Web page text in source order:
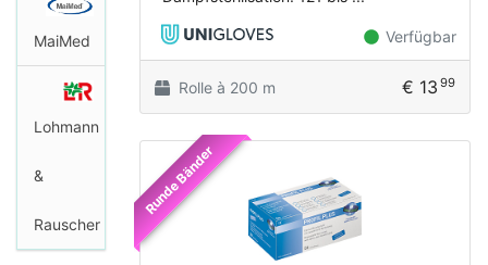
MaiMed
Lohmann
&
Rauscher
Verfügbar
Rolle à 200 m € 13 99
Runde Bänder